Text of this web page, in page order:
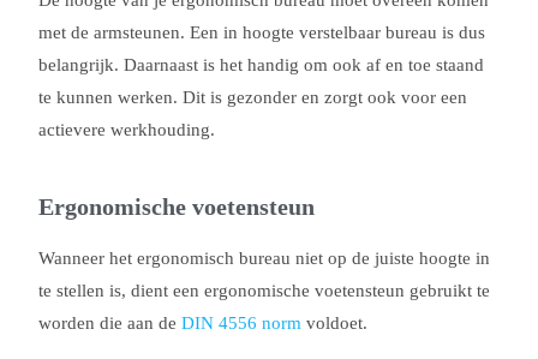
met de armsteunen. Een in hoogte verstelbaar bureau is dus
belangrijk. Daarnaast is het handig om ook af en toe staand
te kunnen werken. Dit is gezonder en zorgt ook voor een
actievere werkhouding.
Ergonomische voetensteun
Wanneer het ergonomisch bureau niet op de juiste hoogte in
te stellen is, dient een ergonomische voetensteun gebruikt te
worden die aan deDIN 4556 norm voldoet.